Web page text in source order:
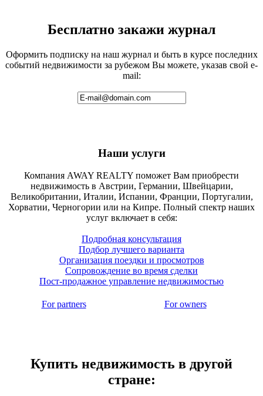
Бесплатно закажи журнал
Оформить подписку на наш журнал и быть в курсе последних
событий недвижимости за рубежом Вы можете, указав свой e-
mail:
Наши услуги
Компания AWAY REALTY поможет Вам приобрести
недвижимость в Австрии, Германии, Швейцарии,
Великобритании, Италии, Испании, Франции, Португалии,
Хорватии, Черногории или на Кипре. Полный спектр наших
услуг включает в себя:
Подробная консультация
Подбор лучшего варианта
Организация поездки и просмотров
Сопровождение во время сделки
Пост-продажное управление недвижимостью
For partners For owners
Купить недвижимость в другой
стране: